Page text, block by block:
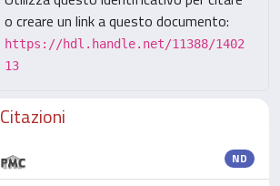
o creare un link a questo documento:
https://hdl.handle.net/11388/1402
13
Citazioni
ND